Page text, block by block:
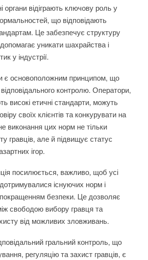
органи відіграють ключову роль у
що відповідають
Це забезпечує структуру
уникати шахрайства і
у індустрії.
є основоположним принципом, що
контролю. Оператори,
високі етичні стандарти, можуть
своїх клієнтів та конкурувати на
виконання цих норм не тільки
гравців, але й підвищує статус
ігор.
посилюється, важливо, щоб усі
існуючих норм і
безпеки. Це дозволяє
свободою вибору гравця та
від можливих зловживань.
гральний контроль, що
регуляцію та захист гравців, є